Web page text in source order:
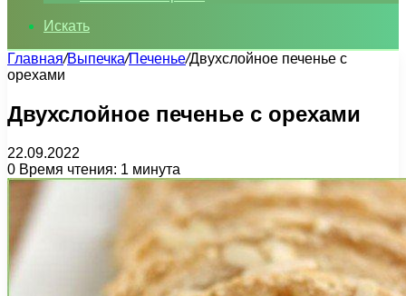
Искать
Главная/Выпечка/Печенье/Двухслойное печенье с
орехами
Двухслойное печенье с орехами
22.09.2022
0 Время чтения: 1 минута